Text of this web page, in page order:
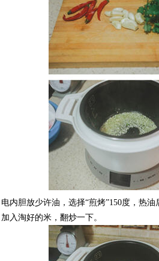
内胆放少许油，选择“煎烤”150度，热
入淘好的米，翻炒一下。